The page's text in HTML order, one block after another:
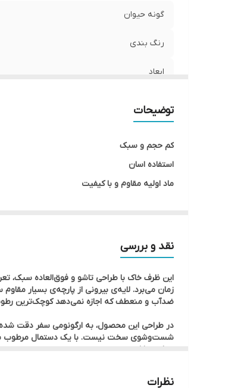
گونه حیوان
رنگ بندی
ابعاد
توضیحات
کم حجم و سبک
استفاده اسان
ماد اولیه مقاوم و با کیفیت
نقد و بررسی
زمان می‌برد. لایه‌ی بیرونی از پارچه‌ی بسیار
ضدآب و منعطف که اجازه نمی‌دهد کوچک‌ترین
در طراحی این محصول، به ارگونومی سفر دقت
شست‌وشوی سخت نیست. با یک دستمال مرطوب سطح
خواهد داشت.
نظرات